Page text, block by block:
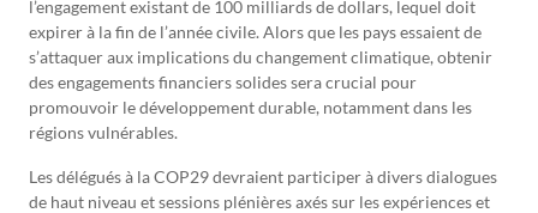
l’engagement existant de 100 milliards de dollars, lequel doit
expirer à la fin de l’année civile. Alors que les pays essaient de
s’attaquer aux implications du changement climatique, obtenir
des engagements financiers solides sera crucial pour
promouvoir le développement durable, notamment dans les
régions vulnérables.
Les délégués à la COP29 devraient participer à divers dialogues
de haut niveau et sessions plénières axés sur les expériences et